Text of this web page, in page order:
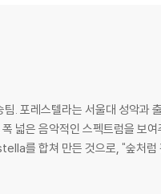
. 포레스텔라는 서울대 성악과
음악적인 스펙트럼을 보여주며
를 합쳐 만든 것으로, "숲처럼